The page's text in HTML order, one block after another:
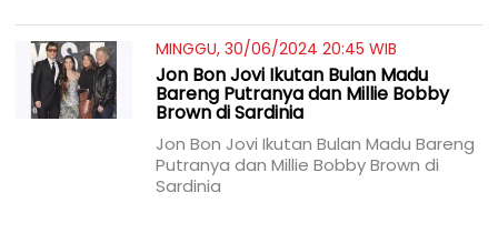
MINGGU, 30/06/2024 20:45 WIB
Jon Bon Jovi Ikutan Bulan Madu
Bareng Putranya dan Millie Bobby
Brown di Sardinia
Jon Bon Jovi Ikutan Bulan Madu Bareng
Putranya dan Millie Bobby Brown di
Sardinia